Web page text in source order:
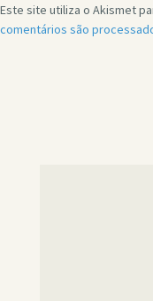
Este site utiliza o Akismet
comentários são